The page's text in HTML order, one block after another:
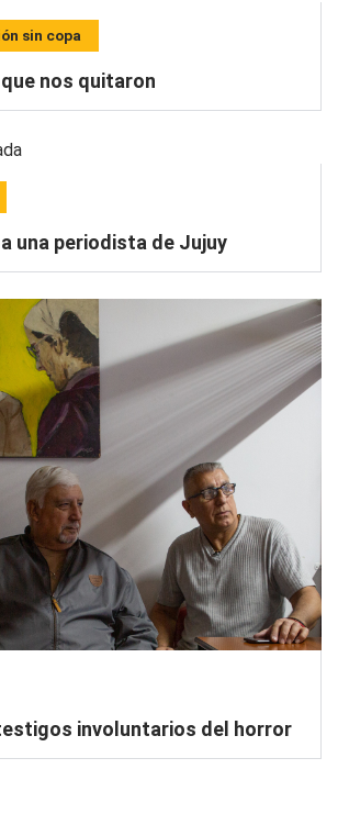
sin copa
nos quitaron
una periodista de Jujuy
involuntarios del horror